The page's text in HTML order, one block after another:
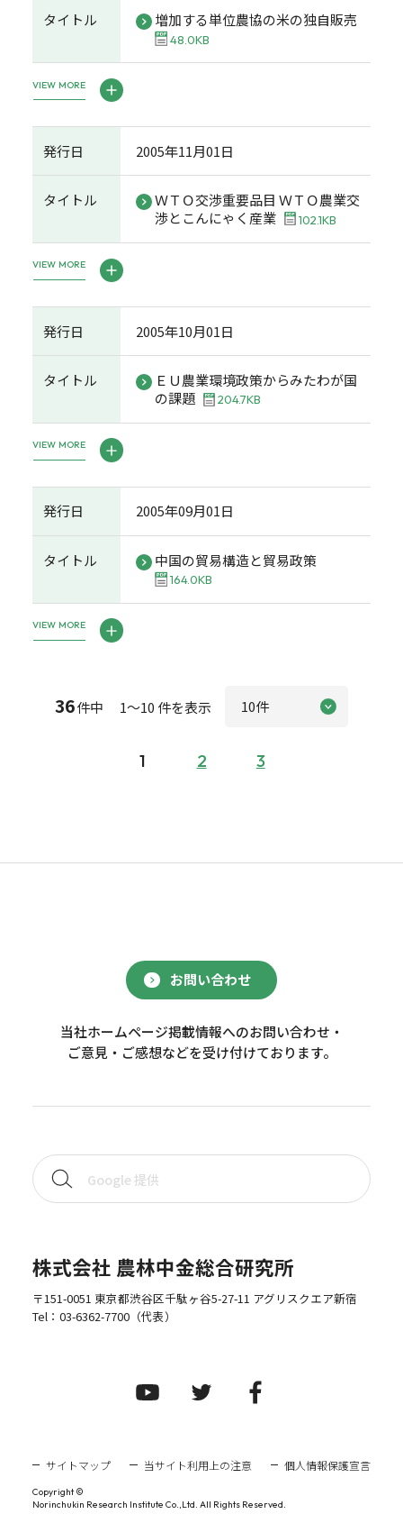
タイトル 増加する単位農協の米の独自販売
48.0KB
VIEW MORE
発行日 2005年11月01日
タイトル
ＷＴＯ交渉重要品目 ＷＴＯ農業交
渉とこんにゃく産業
102.1KB
VIEW MORE
発行日 2005年10月01日
タイトル
ＥＵ農業環境政策からみたわが国
の課題
204.7KB
VIEW MORE
発行日 2005年09月01日
タイトル 中国の貿易構造と貿易政策
164.0KB
VIEW MORE
36件中 1～10 件を表示
1 2 3
お問い合わせ
当社ホームページ掲載情報へのお問い合わせ・
ご意見・ご感想などを受け付けております。
株式会社 農林中金総合研究所
〒151-0051 東京都渋谷区千駄ヶ谷5-27-11 アグリスクエア新宿
Tel： 03-6362-7700（代表）
サイトマップ 当サイト利用上の注意 個人情報保護宣言
Copyright ©
Norinchukin Research Institute Co.,Ltd. All Rights Reserved.